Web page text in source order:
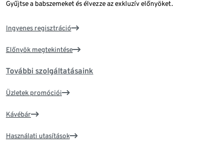
Gyűjtse a babszemeket és élvezze az exkluzív előnyöket.
Ingyenes regisztráció
Előnyök megtekintése
További szolgáltatásaink
Üzletek promóciói
Kávébár
Használati utasítások